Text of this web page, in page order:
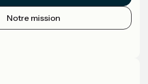
Notre mission